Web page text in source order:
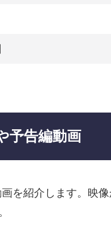
予告編動画
を紹介します。映